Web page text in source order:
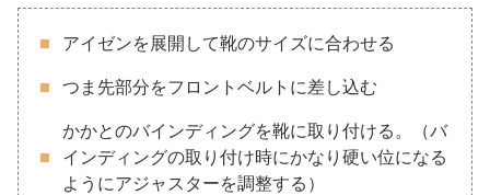
アイゼンを展開して靴のサイズに合わせる
つま先部分をフロントベルトに差し込む
かかとのバインディングを靴に取り付ける。（バ
インディングの取り付け時にかなり硬い位になる
ようにアジャスターを調整する）